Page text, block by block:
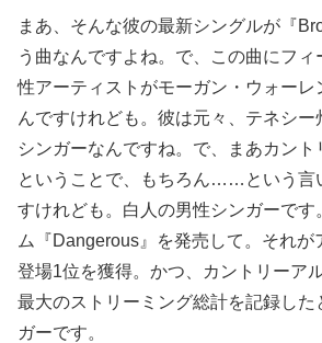
まあ、そんな彼の最新シングルが『
う曲なんですよね。で、この曲にフィ
性アーティストがモーガン・ウォーレ
んですけれども。彼は元々、テネシ
シンガーなんですね。で、まあカン
ということで、もちろん……という言
すけれども。白人の男性シンガーです
ム『Dangerous』を発売して。それが
登場1位を獲得。かつ、カントリーア
最大のストリーミング総計を記録した
ガーです。